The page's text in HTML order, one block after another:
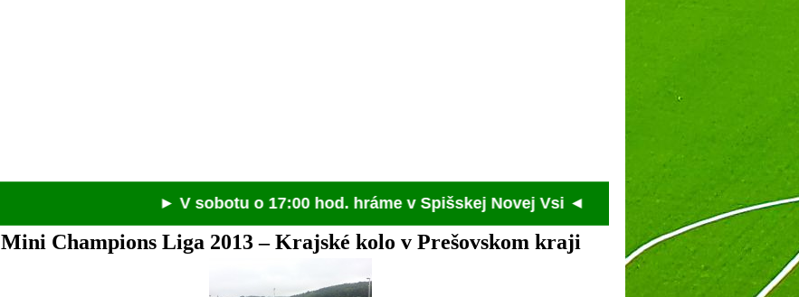
► V sobotu o 17:00 hod. hráme v Spišskej Novej Vsi ◄
Mini Champions Liga 2013 – Krajské kolo v Prešovskom kraji